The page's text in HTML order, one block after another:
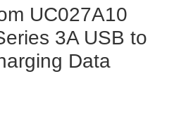
UC027A10
3A USB to
Data